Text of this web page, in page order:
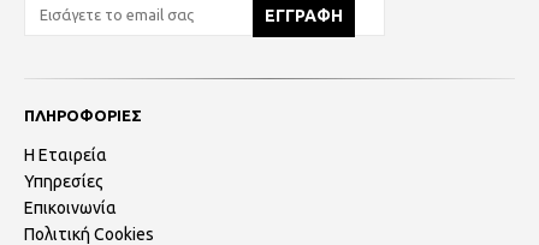
ΠΛΗΡΟΦΟΡΙΕΣ
Η Εταιρεία
Υπηρεσίες
Επικοινωνία
Πολιτική Cookies